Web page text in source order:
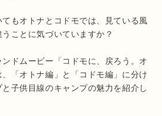
もオトナとコドモでは、見ている風
ことに気づいていますか？
ドムービー「コドモに、戻ろう。オ
、「オトナ編」と「コドモ編」に分け
子供目線のキャンプの魅力を紹介し